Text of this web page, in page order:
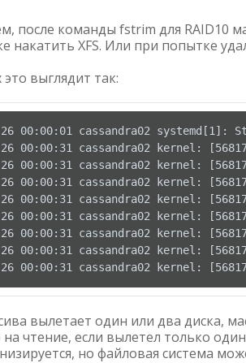
после команды fstrim для RAID10
накатить XFS. Или при попытке
это выглядит так:
26 00:00:01 cassandra02 systemd[1]:
26 00:00:31 cassandra02 kernel:
26 00:00:31 cassandra02 kernel:
26 00:00:31 cassandra02 kernel:
26 00:00:31 cassandra02 kernel:
26 00:00:31 cassandra02 kernel:
26 00:00:31 cassandra02 kernel:
26 00:00:31 cassandra02 kernel:
26 00:00:31 cassandra02 kernel:
вылетает один или два диска,
чтение, если вылетел только
но файловая система